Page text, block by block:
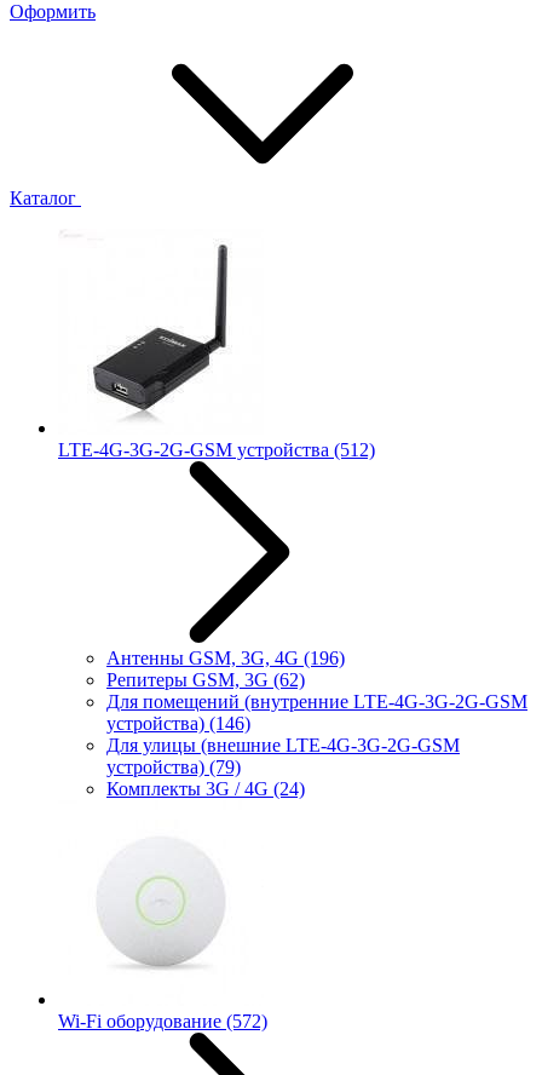
Оформить
Каталог
LTE-4G-3G-2G-GSM устройства (512)
Антенны GSM, 3G, 4G (196)
Репитеры GSM, 3G (62)
Для помещений (внутренние LTE-4G-3G-2G-GSM
устройства) (146)
Для улицы (внешние LTE-4G-3G-2G-GSM
устройства) (79)
Комплекты 3G / 4G (24)
Wi-Fi оборудование (572)